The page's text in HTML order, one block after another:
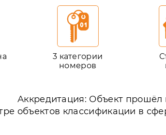
3 категории
номеров
Аккредитация: Объект
объектов классификации в